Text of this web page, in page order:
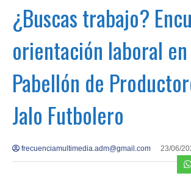
¿Buscas trabajo?
orientación laboral
Pabellón de
Jalo Futbolero
frecuenciamultimedia.adm@gmail.com 23/06/